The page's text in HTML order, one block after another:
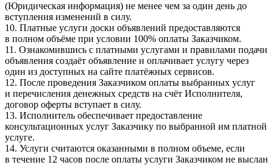
(Юридическая информация) не менее чем за один день до
вступления изменений в силу.
10. Платные услуги доски объявлений предоставляются
в полном объёме при условии 100% оплаты Заказчиком.
11. Ознакомившись с платными услугами и правилами подачи
объявления создаёт объявление и оплачивает услугу через
один из доступных на сайте платёжных сервисов.
12. После проведения Заказчиком оплаты выбранных услуг
и перечисления денежных средств на счёт Исполнителя,
договор оферты вступает в силу.
13. Исполнитель обеспечивает предоставление
консультационных услуг Заказчику по выбранной им платной
услуге.
14. Услуги считаются оказанными в полном объеме, если
в течение 12 часов после оплаты услуги Заказчиком не выслан